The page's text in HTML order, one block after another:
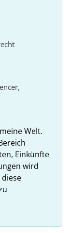
Welt.
Einkünfte
wird